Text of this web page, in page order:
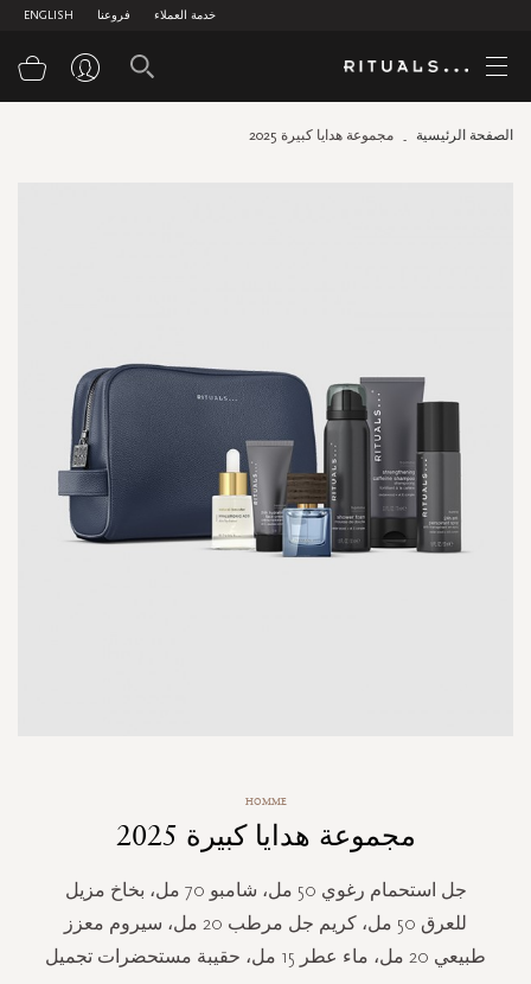
ENGLISH فروعنا خدمة العملاء
الصفحة الرئيسية مجموعة هدايا كبيرة 2025
images
gallery
HOMME
مجموعة هدايا كبيرة 2025
جل استحمام رغوي 50 مل، شامبو 70 مل، بخاخ مزيل
للعرق 50 مل، كريم جل مرطب 20 مل، سيروم معزز
طبيعي 20 مل، ماء عطر 15 مل، حقيبة مستحضرات تجميل